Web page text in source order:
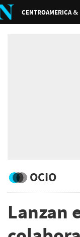
CENTROAMERICA
OCIO
Lanzan